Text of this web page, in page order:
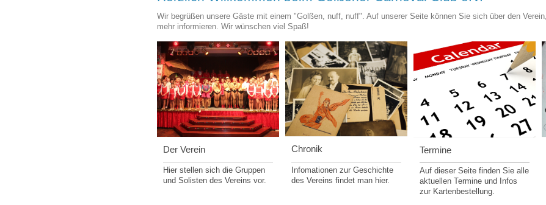
Wir begrüßen unsere Gäste mit einem "Golßen, nuff, nuff". Auf unserer Seite können Sie sich über den
mehr informieren. Wir wünschen viel Spaß!
Der Verein
Hier stellen sich die Gruppen
und Solisten des Vereins vor.
Chronik
Infomationen zur Geschichte
des Vereins findet man hier.
Termine
Auf dieser Seite finden Sie alle
aktuellen Termine und Infos
zur Kartenbestellung.